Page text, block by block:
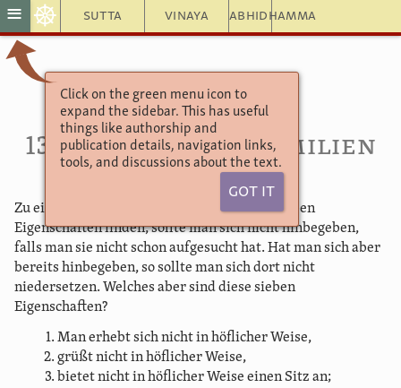
Sutta Vinaya Abhidhamma
≡ ☸
Click on the green menu icon to
expand the sidebar. This has useful
things like authorship and
publication details, navigation links,
tools, and discussions about the text.
Got It
Aṅguttara Nikāya
Das Siebener-Buch
13. Zu meidende Familien
Zu einer Familie, ihr Mönche, bei der sich sieben
Eigenschaften finden, sollte man sich nicht hinbegeben,
falls man sie nicht schon aufgesucht hat. Hat man sich aber
bereits hinbegeben, so sollte man sich dort nicht
niedersetzen. Welches aber sind diese sieben
Eigenschaften?
Man erhebt sich nicht in höflicher Weise,
grüßt nicht in höflicher Weise,
bietet nicht in höflicher Weise einen Sitz an;